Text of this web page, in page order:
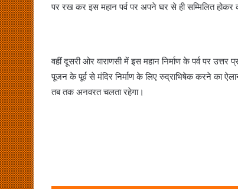
पर रख कर इस महान पर्व पर अपने घर से ही सम्मिलित
वहीं दूसरी ओर वाराणसी में इस महान निर्माण के पर्व पर
पूजन के पूर्व से मंदिर निर्माण के लिए रुद्राभिषेक करने का
तब तक अनवरत चलता रहेगा।